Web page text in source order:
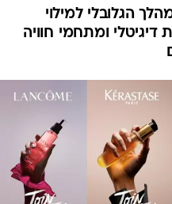
הגלובלי למילוי
דיגיטלי ומתחמי חוויה